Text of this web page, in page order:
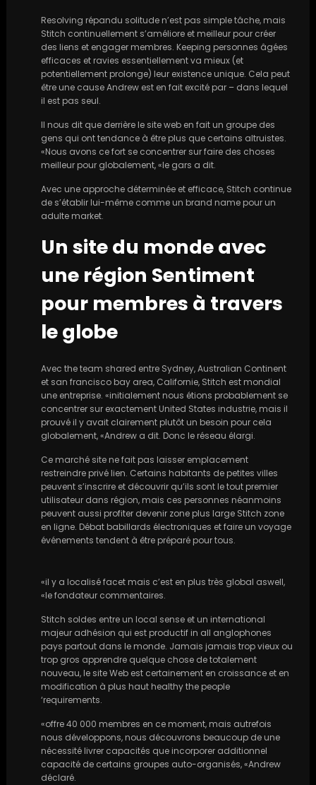
Resolving répandu solitude n’est pas simple tâche, mais
Stitch continuellement s’améliore et meilleur pour créer
des liens et engager membres. Keeping personnes âgées
efficaces et ravies essentiellement va mieux (et
potentiellement prolonge) leur existence unique. Cela peut
être une cause Andrew est en fait excité par – dans lequel
il est pas seul.
Il nous dit que derrière le site web en fait un groupe des
gens qui ont tendance à être plus que certains altruistes.
«Nous avons ce fort se concentrer sur faire des choses
meilleur pour globalement, «le gars a dit.
Avec une approche déterminée et efficace, Stitch continue
de s’établir lui-même comme un brand name pour un
adulte market.
Un site du monde avec
une région Sentiment
pour membres à travers
le globe
Avec the team shared entre Sydney, Australian Continent
et san francisco bay area, Californie, Stitch est mondial
une entreprise. «initialement nous étions probablement se
concentrer sur exactement United States industrie, mais il
prouvé il y avait clairement plutôt un besoin pour cela
globalement, «Andrew a dit. Donc le réseau élargi.
Ce marché site ne fait pas laisser emplacement
restreindre privé lien. Certains habitants de petites villes
peuvent s’inscrire et découvrir qu’ils sont le tout premier
utilisateur dans région, mais ces personnes néanmoins
peuvent aussi profiter devenir zone plus large Stitch zone
en ligne. Débat babillards électroniques et faire un voyage
événements tendent à être préparé pour tous.
«il y a localisé facet mais c’est en plus très global aswell,
«le fondateur commentaires.
Stitch soldes entre un local sense et un international
majeur adhésion qui est productif in all anglophones
pays partout dans le monde. Jamais jamais trop vieux ou
trop gros apprendre quelque chose de totalement
nouveau, le site Web est certainement en croissance et en
modification à plus haut healthy the people
‘requirements.
«offre 40 000 membres en ce moment, mais autrefois
nous développons, nous découvrons beaucoup de une
nécessité livrer capacités que incorporer additionnel
capacité de certains groupes auto-organisés, «Andrew
déclaré.